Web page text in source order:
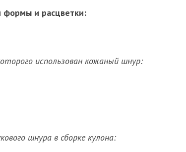
формы и расцветки:
использован кожаный шнур:
шнура в сборке кулона: